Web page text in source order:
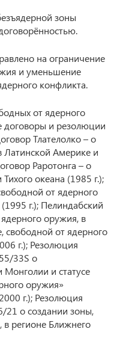
зоны
на ограничение
и уменьшение
конфликта.
от ядерного
договоры и резолюции
Тлателолко – о
Америке и
Раротонга – о
океана (1985 г.);
от ядерного
г.); Пелиндабский
оружия, в
свободной от ядерного
г.); Резолюция
33S о
и статусе
оружия»
г.); Резолюция
21 о создании зоны,
регионе Ближнего